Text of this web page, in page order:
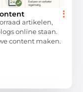
artikelen,
online staan.
content maken.